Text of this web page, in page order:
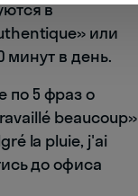
в
или
минут в день.
по 5 фраз о
beaucoup»
la pluie, j'ai
до офиса